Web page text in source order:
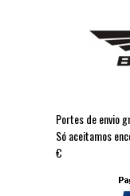
Portes de envio
Só aceitamos
€